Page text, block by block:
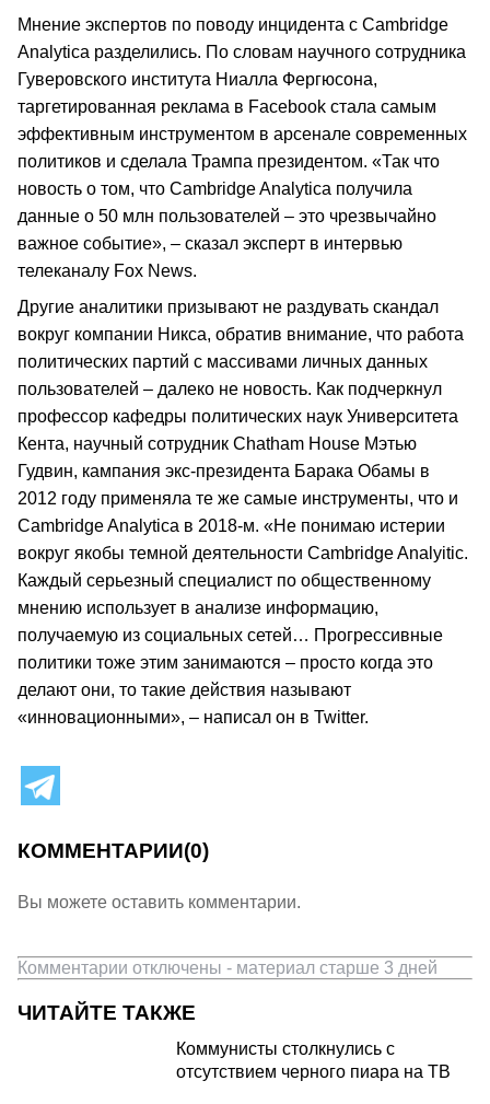
Мнение экспертов по поводу инцидента с Cambridge
Analytica разделились. По словам научного сотрудника
Гуверовского института Ниалла Фергюсона,
таргетированная реклама в Facebook стала самым
эффективным инструментом в арсенале современных
политиков и сделала Трампа президентом. «Так что
новость о том, что Cambridge Analytica получила
данные о 50 млн пользователей – это чрезвычайно
важное событие», – сказал эксперт в интервью
телеканалу Fox News.
Другие аналитики призывают не раздувать скандал
вокруг компании Никса, обратив внимание, что работа
политических партий с массивами личных данных
пользователей – далеко не новость. Как подчеркнул
профессор кафедры политических наук Университета
Кента, научный сотрудник Chatham House Мэтью
Гудвин, кампания экс-президента Барака Обамы в
2012 году применяла те же самые инструменты, что и
Cambridge Analytica в 2018-м. «Не понимаю истерии
вокруг якобы темной деятельности Cambridge Analyitic.
Каждый серьезный специалист по общественному
мнению использует в анализе информацию,
получаемую из социальных сетей… Прогрессивные
политики тоже этим занимаются – просто когда это
делают они, то такие действия называют
«инновационными», – написал он в Twitter.
КОММЕНТАРИИ(0)
Вы можете оставить комментарии.
Комментарии отключены - материал старше 3 дней
ЧИТАЙТЕ ТАКЖЕ
Коммунисты столкнулись с
отсутствием черного пиара на ТВ